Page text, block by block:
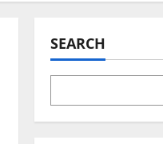
SEARCH